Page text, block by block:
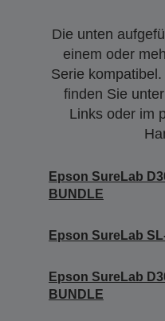
Die unten
einem oder
Serie
finden Sie
Links oder im
Epson SureLab
BUNDLE
Epson SureLab
Epson SureLab
BUNDLE